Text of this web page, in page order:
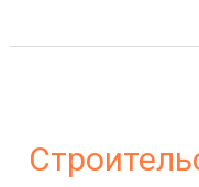
ангаров